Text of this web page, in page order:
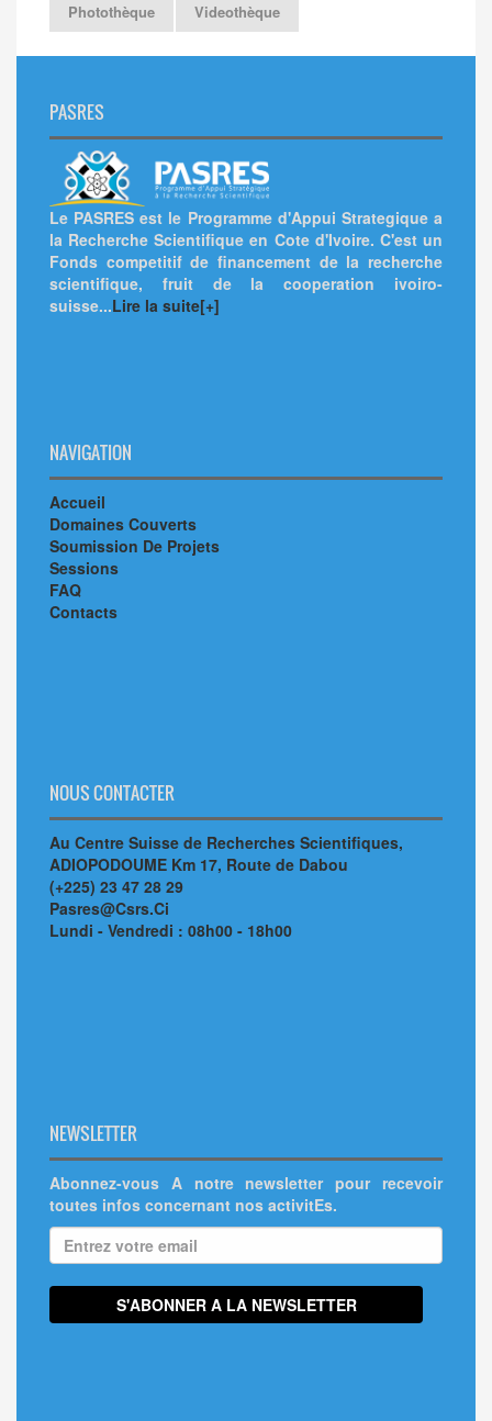
Photothèque
Videothèque
PASRES
Le PASRES est le Programme d'Appui Strategique a
la Recherche Scientifique en Cote d'Ivoire. C'est un
Fonds competitif de financement de la recherche
scientifique, fruit de la cooperation ivoiro-
suisse...Lire la suite[+]
NAVIGATION
Accueil
Domaines Couverts
Soumission De Projets
Sessions
FAQ
Contacts
NOUS CONTACTER
Au Centre Suisse de Recherches Scientifiques,
ADIOPODOUME Km 17, Route de Dabou
(+225) 23 47 28 29
Pasres@Csrs.Ci
Lundi - Vendredi : 08h00 - 18h00
NEWSLETTER
Abonnez-vous A notre newsletter pour recevoir
toutes infos concernant nos activitEs.